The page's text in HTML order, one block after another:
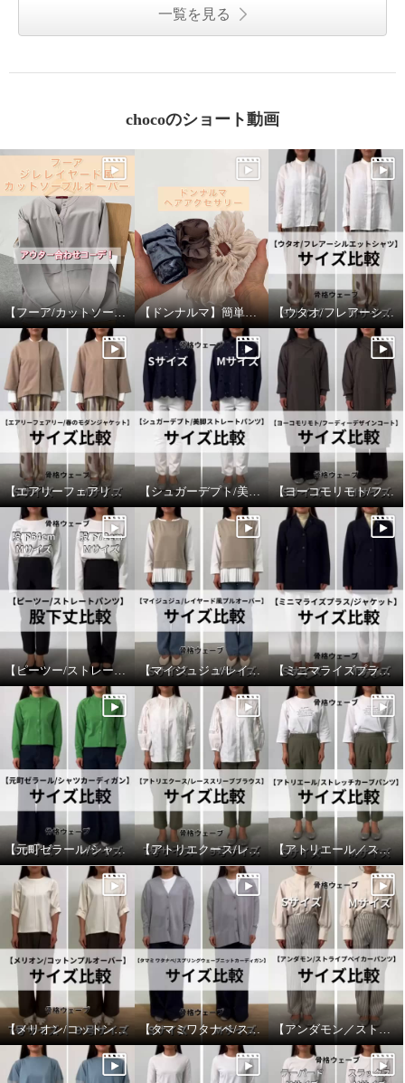
一覧を見る
chocoのショート動画
【フーア/カットソープルオーバー】アウター合わせ！ 【ドンナルマ】簡単ヘアアレンジ！ 【ウタオ/フレアーシルエットシャツ】サイズ比較
【エアリーフェアリー/春のモダンジャケット】サイズ比較 【シュガーデプト/美脚ストレートパンツ】サイズ比較 【ヨーコモリモト/フーディーデザインコート】サイズ比較
【ピーツー/ストレートパンツ】股下丈比較 【マイジュジュ/レイヤード風プルオーバー】サイズ比較 【ミニマライズプラス/ジャケット】サイズ比較
【元町ゼラール/シャツカーディガン】サイズ比較 【アトリエクース/レーススリーブブラウス】サイズ比較 【アトリエール／ストレッチカーブパンツ】サイズ比較
【メリオン/コットンプルオーバー】サイズ比較 【タマミワタナベ/スプリングウェーブニットカーディガン】サイズ比較 【アンダモン／ストライプベイカーパンツ】サイズ比較